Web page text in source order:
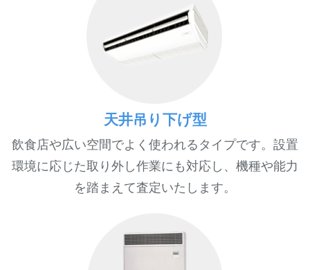
天井吊り下げ型
飲食店や広い空間でよく使われるタイプです。設置
環境に応じた取り外し作業にも対応し、機種や能力
を踏まえて査定いたします。